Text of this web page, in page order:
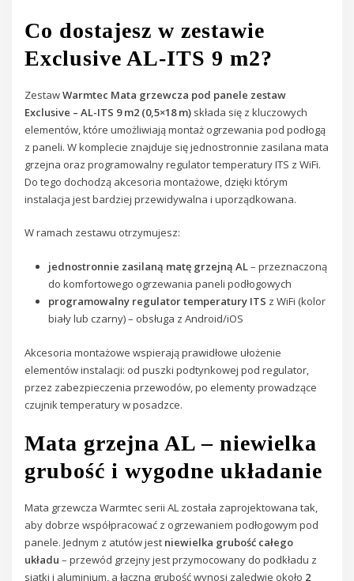
Co dostajesz w zestawie
Exclusive AL-ITS 9 m2?
ZestawWarmtec Mata grzewcza pod panele zestaw
Exclusive – AL-ITS 9 m2 (0,5×18 m) składa się z kluczowych
elementów, które umożliwiają montaż ogrzewania pod podłogą
z paneli. W komplecie znajduje się jednostronnie zasilana mata
grzejna oraz programowalny regulator temperatury ITS z WiFi.
Do tego dochodzą akcesoria montażowe, dzięki którym
instalacja jest bardziej przewidywalna i uporządkowana.
W ramach zestawu otrzymujesz:
jednostronnie zasilaną matę grzejną AL– przeznaczoną
do komfortowego ogrzewania paneli podłogowych
programowalny regulator temperatury ITS z WiFi (kolor
biały lub czarny) – obsługa z Android/iOS
Akcesoria montażowe wspierają prawidłowe ułożenie
elementów instalacji: od puszki podtynkowej pod regulator,
przez zabezpieczenia przewodów, po elementy prowadzące
czujnik temperatury w posadzce.
Mata grzejna AL – niewielka
grubość i wygodne układanie
Mata grzewcza Warmtec serii AL została zaprojektowana tak,
aby dobrze współpracować z ogrzewaniem podłogowym pod
panele. Jednym z atutów jest niewielka grubość całego
układu – przewód grzejny jest przymocowany do podkładu z
siatki i aluminium, a łączna grubość wynosi zaledwie około 2